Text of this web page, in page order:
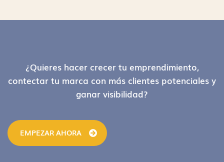
Footer¿Quieres hacer crecer tu emprendimiento,
contectar tu marca con más clientes potenciales y
ganar visibilidad?
EMPEZAR AHORA